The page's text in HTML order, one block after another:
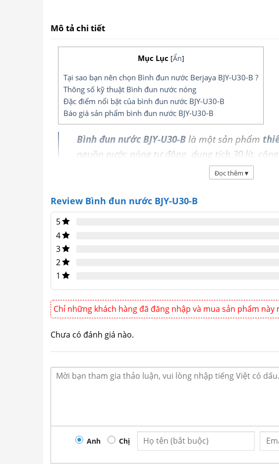
Mô tả chi tiết
Mục Lục [Ẩn]
Tại sao bạn nên chọn Bình đun nước Berjaya BJY-U30-B ?
Thông số kỹ thuật Bình đun nước nóng
Đặc điểm nổi bật của bình đun nước BJY-U30-B
Báo giá sản phẩm bình đun nước BJY-U30-B
Bình đun nước BJY-U30-Blà một sản phẩm
nguồn nước nóng tự động, dung tích 30 lít,
các văn phòng của nhà hàng, trường học, bệnh
Đọc thêm ▾
Review Bình đun nước BJY-U30-B
5
4
3
2
1
Chỉ những khách hàng đã đăng nhập và mua sản phẩm
Chưa có đánh giá nào.
Anh Chị